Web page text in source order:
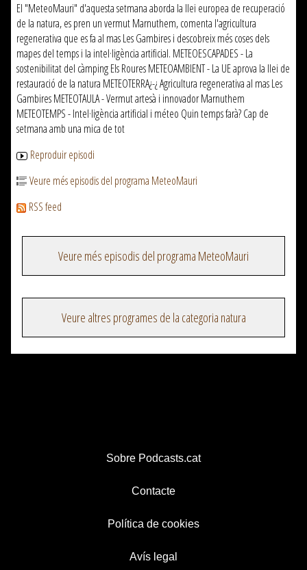
El "MeteoMauri" d'aquesta setmana aborda la llei europea de recuperació
de la natura, es pren un vermut Marnuthem, comenta l'agricultura
regenerativa que es fa al mas Les Gambires i descobreix més coses dels
mapes del temps i la intel·ligència artificial. METEOESCAPADES - La
sostenibilitat del càmping Els Roures METEOAMBIENT - La UE aprova la llei de
restauració de la natura METEOTERRA¿-¿ Agricultura regenerativa al mas Les
Gambires METEOTAULA - Vermut artesà i innovador Marnuthem
METEOTEMPS - Intel·ligència artificial i méteo Quin temps farà? Cap de
setmana amb una mica de tot
Reproduir episodi
Veure més episodis del programa MeteoMauri
RSS feed
Veure més episodis del programa MeteoMauri
Veure altres programes de la categoria natura
Sobre Podcasts.cat
Contacte
Política de cookies
Avís legal